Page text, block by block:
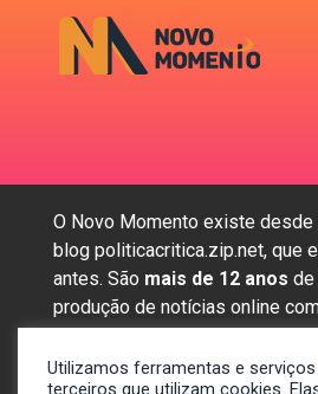
O Novo Momento existe desde
blog politicacritica.zip.net, que
antes. São mais de 12 anos de
produção de notícias online
assuntos mais importantes da
Utilizamos ferramentas e serviços
terceiros que utilizam cookies.